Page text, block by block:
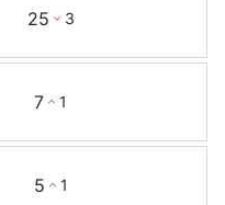
25 3
7 1
5 1